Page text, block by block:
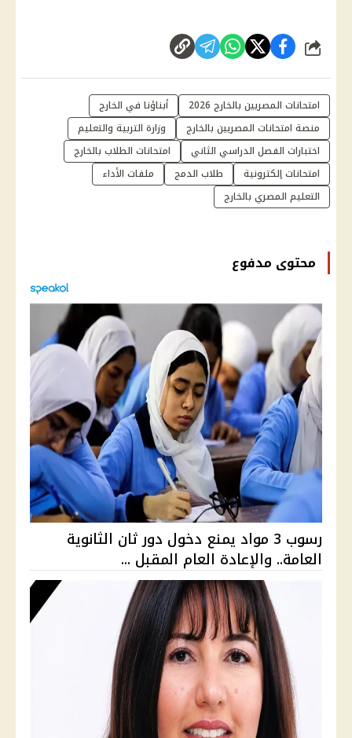
شارك
امتحانات المصريين بالخارج 2026
أبناؤنا في الخارج
منصة امتحانات المصريين بالخارج
وزارة التربية والتعليم
اختبارات الفصل الدراسي الثاني
امتحانات الطلاب بالخارج
امتحانات إلكترونية
طلاب الدمج
ملفات الأداء
التعليم المصري بالخارج
محتوى مدفوع
رسوب 3 مواد يمنع دخول دور ثان الثانوية
العامة.. والإعادة العام المقبل ...